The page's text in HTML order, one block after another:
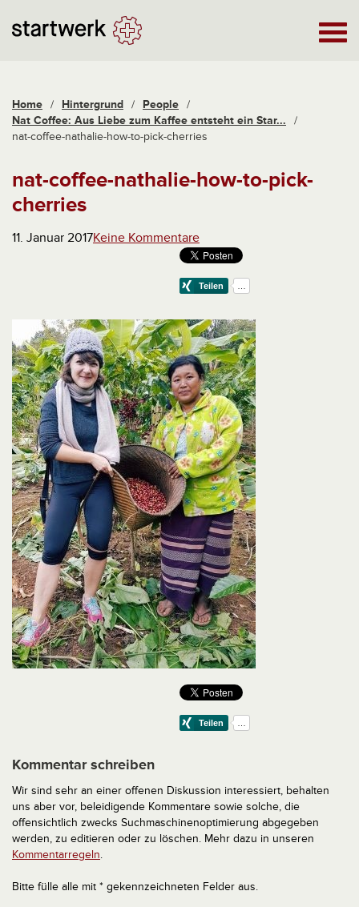
Home / Hintergrund / People /
Nat Coffee: Aus Liebe zum Kaffee entsteht ein Star...
/
nat-coffee-nathalie-how-to-pick-cherries
nat-coffee-nathalie-how-to-pick-
cherries
11. Januar 2017Keine Kommentare
Kommentar schreiben
Wir sind sehr an einer offenen Diskussion interessiert, behalten
uns aber vor, beleidigende Kommentare sowie solche, die
offensichtlich zwecks Suchmaschinenoptimierung abgegeben
werden, zu editieren oder zu löschen. Mehr dazu in unseren
Kommentarregeln.
Bitte fülle alle mit * gekennzeichneten Felder aus.